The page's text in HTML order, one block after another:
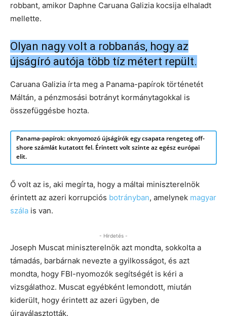
robbant, amikor Daphne Caruana Galizia kocsija elhaladt
mellette.
Olyan nagy volt a robbanás, hogy az
újságíró autója több tíz métert repült.
Caruana Galizia írta meg a Panama-papírok történetét
Máltán, a pénzmosási botrányt kormánytagokkal is
összefüggésbe hozta.
Panama-papírok: oknyomozó újságírók egy csapata rengeteg off-
shore számlát kutatott fel. Érintett volt szinte az egész európai
elit.
Ő volt az is, aki megírta, hogy a máltai miniszterelnök
érintett az azeri korrupciós botrányban, amelynek magyar
szála is van.
- Hirdetés -
Joseph Muscat miniszterelnök azt mondta, sokkolta a
támadás, barbárnak nevezte a gyilkosságot, és azt
mondta, hogy FBI-nyomozók segítségét is kéri a
vizsgálathoz. Muscat egyébként lemondott, miután
kiderült, hogy érintett az azeri ügyben, de
újraválasztották.